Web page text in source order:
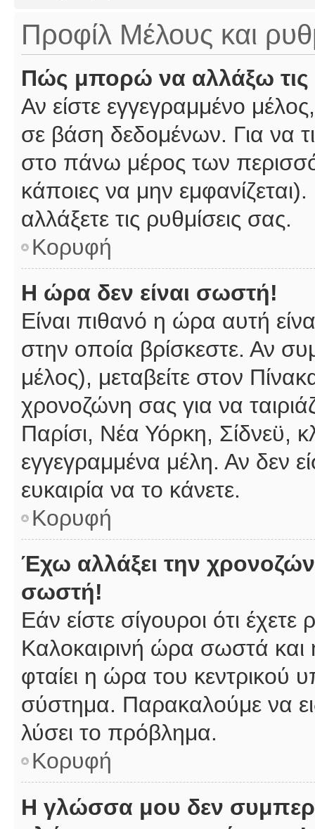
Προφίλ Μέλους και
Πώς μπορώ να αλλάξω τις
Αν είστε εγγεγραμμένο
σε βάση δεδομένων. Για να
στο πάνω μέρος των
κάποιες να μην
αλλάξετε τις ρυθμίσεις σας.
Κορυφή
Η ώρα δεν είναι σωστή!
Είναι πιθανό η ώρα αυτή
στην οποία βρίσκεστε. Αν
μέλος), μεταβείτε στον
χρονοζώνη σας για να
Παρίσι, Νέα Υόρκη, Σίδνεϋ,
εγγεγραμμένα μέλη. Αν δεν
ευκαιρία να το κάνετε.
Κορυφή
Έχω αλλάξει την
σωστή!
Εάν είστε σίγουροι ότι
Καλοκαιρινή ώρα σωστά και
φταίει η ώρα του κεντρικού
σύστημα. Παρακαλούμε να
λύσει το πρόβλημα.
Κορυφή
Η γλώσσα μου δεν